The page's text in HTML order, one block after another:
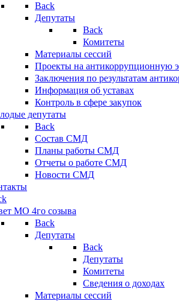
Back
Депутаты
Back
Комитеты
Материалы сессий
Проекты на антикоррупционную
Заключения по результатам
Информация об уставах
Контроль в сфере закупок
депутаты
Back
Состав СМД
Планы работы СМД
Отчеты о работе СМД
Новости СМД
МО 4го созыва
Back
Депутаты
Back
Депутаты
Комитеты
Сведения о доходах
Материалы сессий